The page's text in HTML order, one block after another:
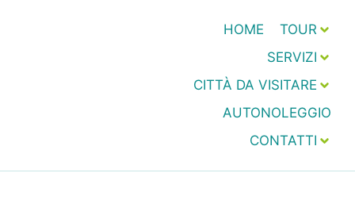
HOME
TOUR
SERVIZI
CITTÀ DA VISITARE
AUTONOLEGGIO
CONTATTI